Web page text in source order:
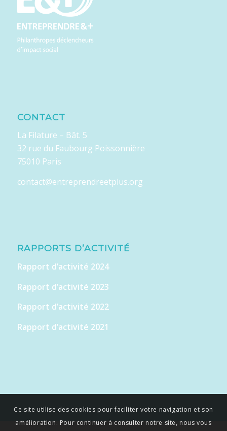
CONTACT
La Filature – Bât. 5
32 rue du Faubourg Poissonnière
75010 Paris
contact@entreprendreetplus.org
RAPPORTS D’ACTIVITÉ
Rapport d’activité 2024
Rapport d’activité 2023
Rapport d’activité 2022
Rapport d’activité 2021
Ce site utilise des cookies pour faciliter votre navigation et son
amélioration. Pour continuer à consulter notre site, nous vous